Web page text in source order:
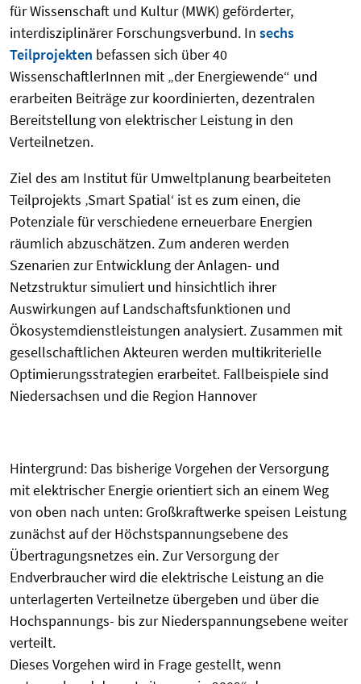
für Wissenschaft und Kultur (MWK) geförderter,
interdisziplinärer Forschungsverbund. In sechs
Teilprojekten befassen sich über 40
WissenschaftlerInnen mit „der Energiewende“ und
erarbeiten Beiträge zur koordinierten, dezentralen
Bereitstellung von elektrischer Leistung in den
Verteilnetzen.
Ziel des am Institut für Umweltplanung bearbeiteten
Teilprojekts ‚Smart Spatial‘ ist es zum einen, die
Potenziale für verschiedene erneuerbare Energien
räumlich abzuschätzen. Zum anderen werden
Szenarien zur Entwicklung der Anlagen- und
Netzstruktur simuliert und hinsichtlich ihrer
Auswirkungen auf Landschaftsfunktionen und
Ökosystemdienstleistungen analysiert. Zusammen mit
gesellschaftlichen Akteuren werden multikriterielle
Optimierungsstrategien erarbeitet. Fallbeispiele sind
Niedersachsen und die Region Hannover
Hintergrund: Das bisherige Vorgehen der Versorgung
mit elektrischer Energie orientiert sich an einem Weg
von oben nach unten: Großkraftwerke speisen Leistung
zunächst auf der Höchstspannungsebene des
Übertragungsnetzes ein. Zur Versorgung der
Endverbraucher wird die elektrische Leistung an die
unterlagerten Verteilnetze übergeben und über die
Hochspannungs- bis zur Niederspannungsebene weiter
verteilt.
Dieses Vorgehen wird in Frage gestellt, wenn